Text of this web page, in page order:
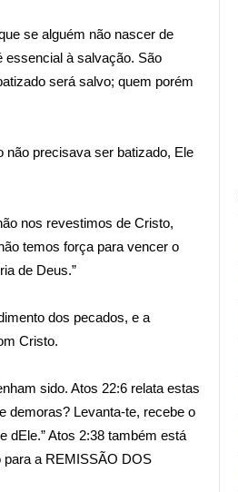
se alguém não nascer de
essencial à salvação. São
será salvo; quem porém
não precisava ser batizado, Ele
nos revestimos de Cristo,
temos força para vencer o
de Deus.”
dos pecados, e a
Cristo.
sido. Atos 22:6 relata estas
demoras? Levanta-te, recebe o
dEle.” Atos 2:38 também está
para a REMISSÃO DOS